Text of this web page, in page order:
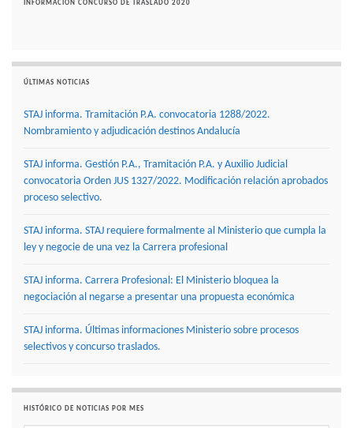
INFORMACIÓN CONCURSO DE TRASLADO 2020
ÚLTIMAS NOTICIAS
STAJ informa. Tramitación P.A. convocatoria 1288/2022.
Nombramiento y adjudicación destinos Andalucía
STAJ informa. Gestión P.A., Tramitación P.A. y Auxilio Judicial
convocatoria Orden JUS 1327/2022. Modificación relación aprobados
proceso selectivo.
STAJ informa. STAJ requiere formalmente al Ministerio que cumpla la
ley y negocie de una vez la Carrera profesional
STAJ informa. Carrera Profesional: El Ministerio bloquea la
negociación al negarse a presentar una propuesta económica
STAJ informa. Últimas informaciones Ministerio sobre procesos
selectivos y concurso traslados.
HISTÓRICO DE NOTICIAS POR MES